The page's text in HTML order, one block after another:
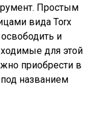
Простым
вида Torx
и
для этой
приобрести в
названием